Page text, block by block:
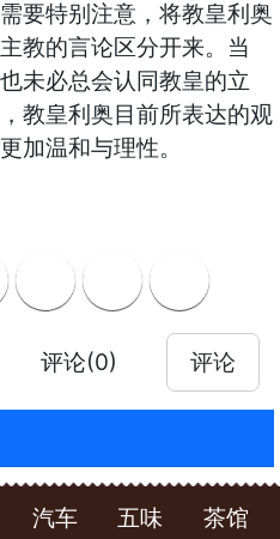
要特别注意，将教皇利奥
教的言论区分开来。当
未必总会认同教皇的立
教皇利奥目前所表达的观
加温和与理性。
评论(0) 评论
汽车 五味 茶馆